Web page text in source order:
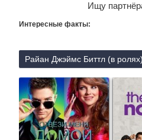
Ищу
Интересные факты:
Райан Джэймс Биттл (в